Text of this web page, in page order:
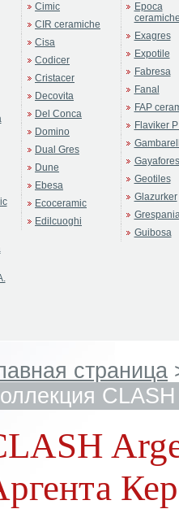
Cimic
CIR ceramiche
Cisa
Codicer
Cristacer
Decovita
Del Conca
Domino
Dual Gres
Dune
Ebesa
Ecoceramic
Edilcuoghi
Epoca
Exagres
Expotile
Fabresa
Fanal
FAP
Flaviker
Gayafores
Geotiles
Glazurker
Guibosa
страница
CLASH